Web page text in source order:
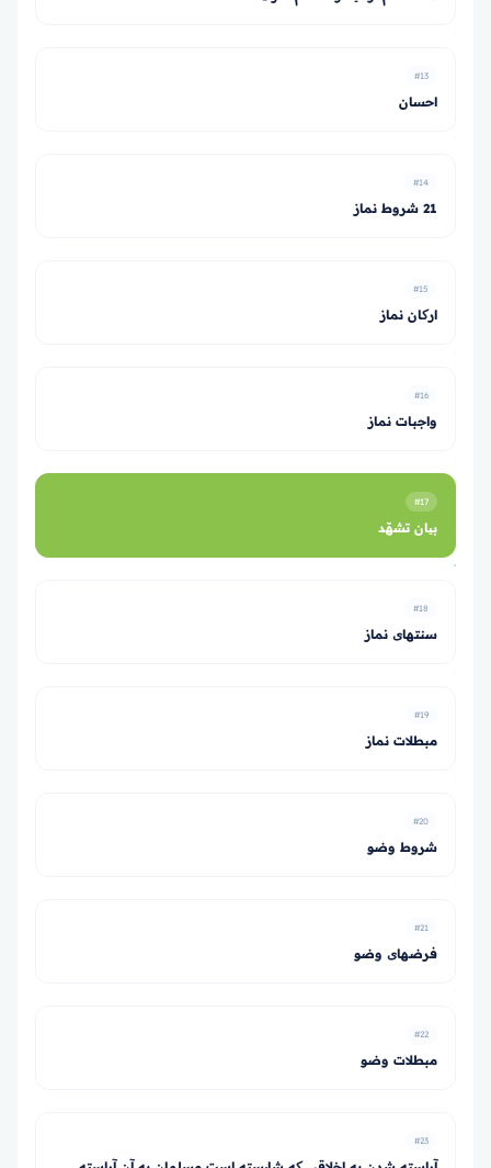
#13
احسان
#14
21 شروط نماز
#15
ارکان نماز
#16
واجبات نماز
#17
بیان تشهّد
#18
سنت­های نماز
#19
مبطلات نماز
#20
شروط وضو
#21
فرض­های وضو
#22
مبطلات وضو
#23